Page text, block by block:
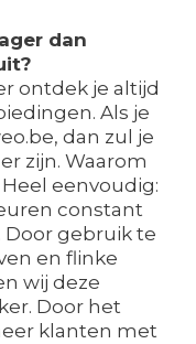
dan
ontdek je altijd
Als je
dan zul je
zijn. Waarom
eenvoudig:
constant
gebruik te
en flinke
wij deze
Door het
klanten met